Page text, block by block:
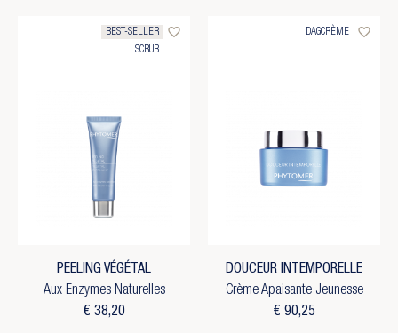
BEST-SELLER
SCRUB
favorite_border
PEELING VÉGÉTAL
Aux Enzymes Naturelles
€ 38,20
DAGCRÈME favorite_border
DOUCEUR INTEMPORELLE
Crème Apaisante Jeunesse
€ 90,25